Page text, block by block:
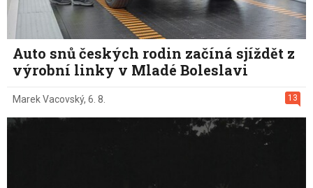
Auto snů českých rodin začíná sjíždět z
výrobní linky v Mladé Boleslavi
13
Marek Vacovský, 6. 8.